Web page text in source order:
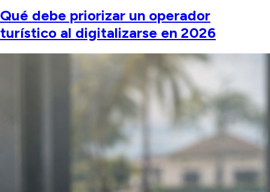
Qué debe priorizar un operador
turístico al digitalizarse en 2026